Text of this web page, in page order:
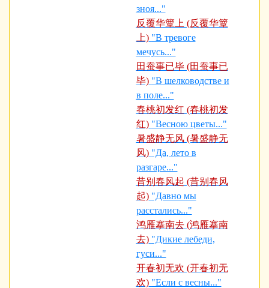
зноя..."
反覆华簟上 (反覆华簟
上) "В тревоге
мечусь..."
田蚕事已毕 (田蚕事已
毕) "В шелководстве и
в поле..."
春桃初发红 (春桃初发
红) "Весною цветы..."
暑盛静无风 (暑盛静无
风) "Да, лето в
разгаре..."
昔别春风起 (昔别春风
起) "Давно мы
расстались..."
鸿雁搴南去 (鸿雁搴南
去) "Дикие лебеди,
гуси..."
开春初无欢 (开春初无
欢) "Если с весны..."